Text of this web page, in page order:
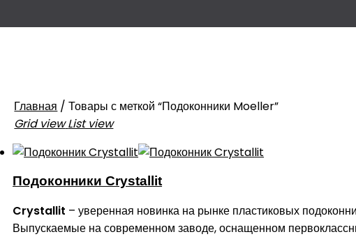
Главная /Товары с меткой “Подоконники Moeller”
Grid viewList view
Подоконники Crystallit
Crystallit – уверенная новинка на рынке пластиковых
Выпускаемые на современном заводе, оснащенном